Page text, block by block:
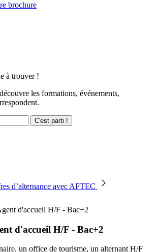
brochure
à trouver !
les formations, événements,
C'est parti !
d’alternance avec AFTEC
d'accueil H/F - Bac+2
d'accueil H/F - Bac+2
un office de tourisme, un alternant H/F